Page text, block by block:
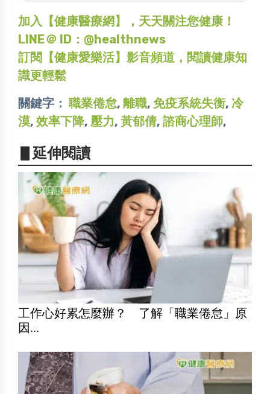
加入【健康醫療網】，天天關注您健康！
LINE＠ ID：@healthnews
訂閱【健康愛樂活】影音頻道，閱讀健康知
識更輕鬆
關鍵字： 職業倦怠, 離職, 免疫系統失衡, 冷
漠, 效率下降, 壓力, 黃郁倩, 諮商心理師,
▋延伸閱讀
工作心好累怎麼辦？ 了解「職業倦怠」原
因...